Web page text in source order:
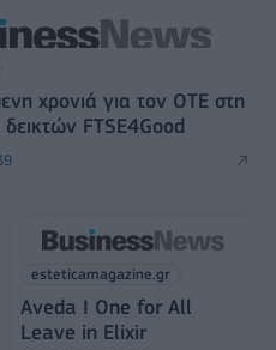
χρονιά για τον ΟΤΕ στη
δεικτών FTSE4Good
esteticamagazine.gr
Aveda I One for All
Leave in Elixir